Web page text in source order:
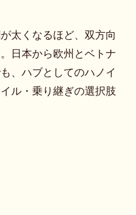
太くなるほど、双方向
日本から欧州とベトナ
、ハブとしてのハノイ
ル・乗り継ぎの選択肢